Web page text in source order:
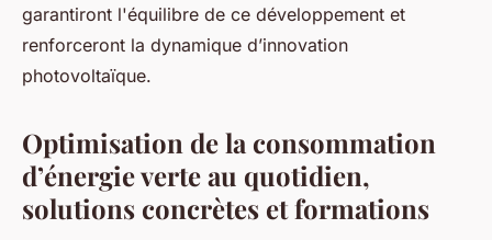
garantiront l'équilibre de ce développement et
renforceront la dynamique d’innovation
photovoltaïque.
Optimisation de la consommation
d’énergie verte au quotidien,
solutions concrètes et formations